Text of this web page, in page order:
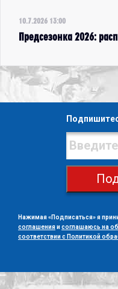
10.7.2026 13:00
Предсезонка 2026:
Нажимая «Подписаться» я
соглашенияисоглашаюсь на
соответствии с Политикой